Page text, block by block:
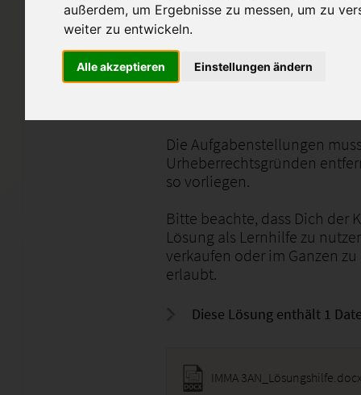
außerdem, um Ergebnisse zu messen, um zu
weiter zu entwickeln.
Alle akzeptieren Einstellungen ändern
Ich biete hier meine
Einsendeaufgabe zum
an, die von Fernschulen wie
Hierbei ging es um den
Die Aufgabenstellungen
Urheberrechtsgründen
so vorliegen.
Bitte beachte, dass Dich der
Lösung als Lernhilfe zu
verkaufen oder im Ganzen
erlaubt.
Diese Lösung enthält 1
IMMA